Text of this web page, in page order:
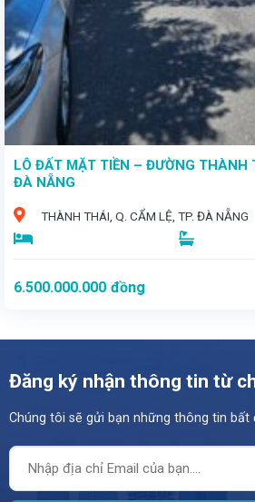
LÔ ĐẤT MẶT TIỀN – ĐƯỜNG THÀNH
ĐÀ NẴNG
THÀNH THÁI, Q. CẨM LỆ, TP. ĐÀ NẴNG
6.500.000.000 đồng
Đăng ký nhận thông tin từ
Chúng tôi sẽ gửi bạn những thông tin bất